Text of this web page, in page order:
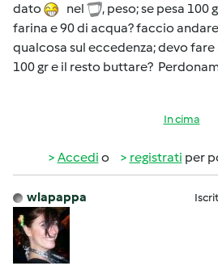
dato
nel
, peso; se pesa 100
farina e 90 di acqua? faccio andare
qualcosa sul eccedenza; devo
100 gr e il resto buttare?
In cima
Accedi o registrati per
wlapappa